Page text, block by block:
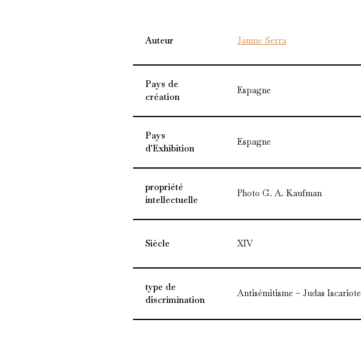
Auteur Jaume Serra
Pays de
création
Espagne
Pays
d'Exhibition
Espagne
propriété
intellectuelle
Photo G. A. Kaufman
Siècle XIV
type de
discrimination
Antisémitisme – Judas Iscariote